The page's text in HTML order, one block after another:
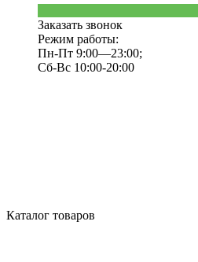
Заказать звонок
Режим работы:
Пн-Пт 9:00—23:00;
Сб-Вс 10:00-20:00
Каталог товаров